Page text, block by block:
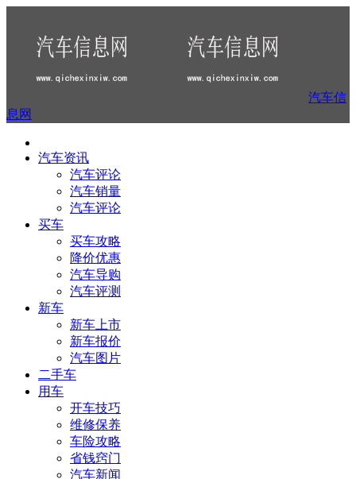
汽车信
息网
汽车资讯
汽车评论
汽车销量
汽车评论
买车
买车攻略
降价优惠
汽车导购
汽车评测
新车
新车上市
新车报价
汽车图片
二手车
用车
开车技巧
维修保养
车险攻略
省钱窍门
汽车新闻